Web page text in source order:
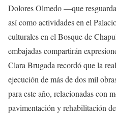
Dolores Olmedo —que
así como actividades en el
culturales en el Bosque de
embajadas compartirán
Clara Brugada recordó que la
ejecución de más de dos mil
para este año, relacionadas con
pavimentación y rehabilitación